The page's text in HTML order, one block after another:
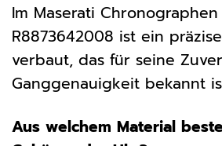
Im Maserati Chronographen
R8873642008 ist ein
verbaut, das für seine
Ganggenauigkeit bekannt
Aus welchem Material